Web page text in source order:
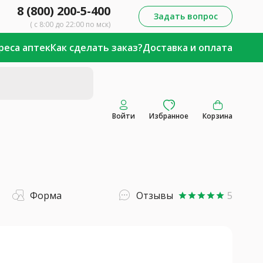
8 (800) 200-5-400
( с 8:00 до 22:00 по мск)
Задать вопрос
аптекКак сделать заказ?Доставка и оплата
Войти Избранное Корзина
Форма Отзывы starstarstarstarstar 5